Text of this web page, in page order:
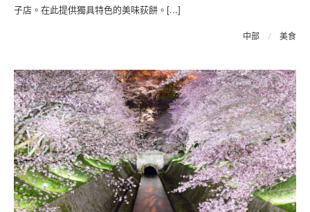
子店。在此提供獨具特色的美味荻餅。[...]
中部 / 美食